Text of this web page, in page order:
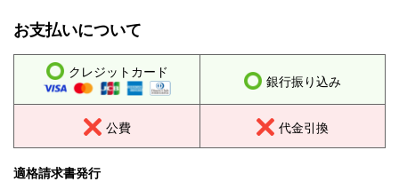
お支払いについて
クレジットカード
銀行振り込み
公費 代金引換
適格請求書発行